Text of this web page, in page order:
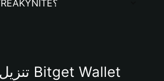
ما هي قيمة عملة FREAKYNITE؟
تنزيل تطبيق محفظة Bitget Wallet